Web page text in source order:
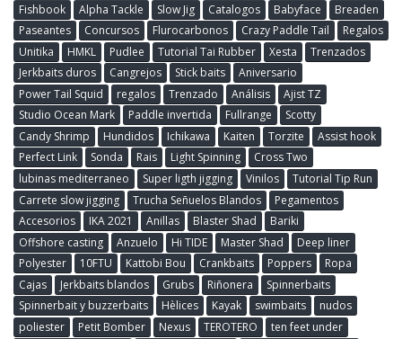
Fishbook
Alpha Tackle Slow Jig Catalogos Babyface
Breaden
Paseantes
Concursos Flurocarbonos Crazy Paddle Tail
Regalos
Unitika
HMKL Pudlee Tutorial Tai Rubber Xesta
Trenzados
Jerkbaits duros
Cangrejos Stick baits
Aniversario
Power Tail Squid
regalos Trenzado Análisis
Ajist TZ
Studio Ocean Mark
Paddle invertida Fullrange
Scotty
Candy Shrimp
Hundidos Ichikawa Kaiten Torzite
Assist hook
Perfect Link
Sonda Rais Light Spinning
Cross Two
lubinas mediterraneo
Super ligth jigging Vinilos
Tutorial Tip Run
Carrete slow jigging
Trucha Señuelos Blandos
Pegamentos
Accesorios
IKA 2021 Anillas Blaster Shad
Bariki
Offshore casting
Anzuelo Hi TIDE Master Shad
Deep liner
Polyester
10FTU Kattobi Bou Crankbaits Poppers
Ropa
Cajas
Jerkbaits blandos Grubs Riñonera
Spinnerbaits
Spinnerbait y buzzerbaits
Hèlices Kayak swimbaits
nudos
poliester
Petit Bomber Nexus TEROTERO
ten feet under